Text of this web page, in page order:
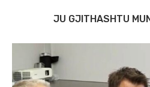
JU GJITHASHTU